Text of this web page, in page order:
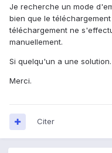
Je recherche un mode
bien que le
téléchargement ne
manuellement.
Si quelqu'un a une solution.
Merci.
Citer